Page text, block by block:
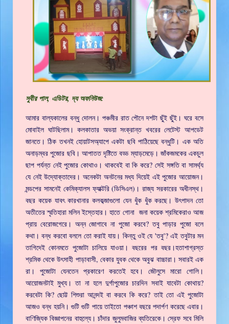
সুবীর পাল, এডিটর, দ্য অফনিউজ:
আমার বাল্যকালের বন্ধু দোলন। পঞ্চমীর রাত পৌনে দশটা ছুঁই ছুঁই। ঘরে বসে
মোবাইল ঘাটছিলাম। কলকাতার অভয়া সংক্রান্ত খবরের লেটেস্ট আপডেট
জানতে। ঠিক তখনই হোয়াটসঅ্যাপে একটা ছবি পাঠিয়েছে বন্ধুটি। এক অতি
অনাড়ম্বর পুজোর ছবি। আপাতত দৃষ্টিতে বড্ড ম্যাড়মেড়ে। জাঁকজমকের একচুল
ছাপ পর্যন্ত নেই পুজোর কোথাও। থাকবেই বা কি করে? সেই সঙ্গতি বা সামর্থ্য
যে নেই উদ্যোক্তাদের। অনেকটা অনটনের মধ্য দিয়েই এই পুজোর আয়োজন।
মন্ডপের সামনেই কেমিক্যালস ফ্যাক্টরি (ডিসিএল)। রাজ্য সরকারের অধীনস্থ।
বছর কয়েক যাবৎ কারখানার কলকব্জাগুলো যেন ধুঁক ধুঁক করছে। উৎপাদন তো
অতীতের স্মৃতিহারা মলিন ইস্তেহার। হাতে গোনা জনা কয়েক শ্রমিকেরাও আজ
প্রায় বেরোজগেরে। অন্ন জোগাবে না পুজো করবে? তবু পাড়ার পুজো বলে
কথা। বন্ধ করবো বললে তো করাই যায়। কিন্তু ওই যে 'তবু'? এই তবুটার মন
তাগিদেই কোনমতে পুজোটা চালিয়ে যাওয়া। বছরের পর বছর।হতাশাগ্রস্ত
শ্রমিক থেকে উৎসাহী পাড়াবাসী, বেকার যুবক থেকে অবুঝ বাচ্চারা। সবারই এক
রা। পুজোটা যেনতেন প্রকারেণ করতেই হবে। জৌলুসে মারো গোলি।
আয়োজনটাই মুখ্য। তা না হলে দুর্গাপুজোর চারদিন সবাই যাবেটা কোথায়?
করবেটা কি? ছোট্ট শিশুরা আনন্দই বা করবে কি করে? তাই তো এই পুজোটা
আজও বন্ধ হয়নি। গুটি গুটি পায়ে তাইতো পঞ্চাশ বছরে পদার্পণ করেছে এবার।
বাণিজ্যিক বিজ্ঞাপনের বাহুল্যে। চাঁদার জুলুমবাজির ব্যতিরেকে। স্রেফ সবে মিলি